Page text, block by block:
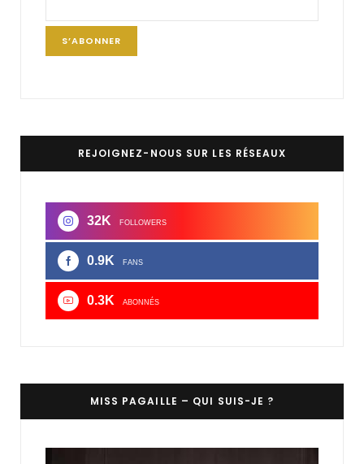
REJOIGNEZ-NOUS SUR LES RÉSEAUX
32K FOLLOWERS
0.9K FANS
0.3K ABONNÉS
MISS PAGAILLE – QUI SUIS-JE ?